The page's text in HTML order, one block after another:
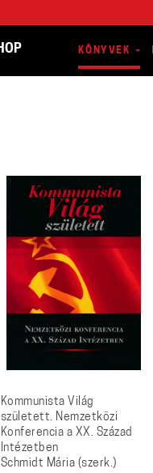
KÖNYVEK
Kommunista Világ
született. Nemzetközi
Konferencia a XX. Század
Intézetben
Schmidt Mária (szerk.)